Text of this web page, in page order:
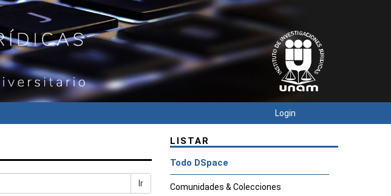
Login
Ir
LISTAR
Todo DSpace
Comunidades & Colecciones